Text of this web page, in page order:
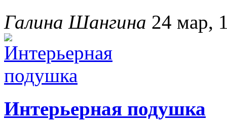
Галина Шангина 24 мар,
Интерьерная подушка